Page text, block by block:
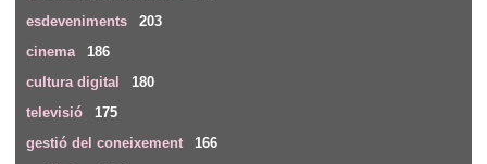
esdeveniments
203
cinema
186
cultura digital
180
televisió
175
gestió del coneixement
166